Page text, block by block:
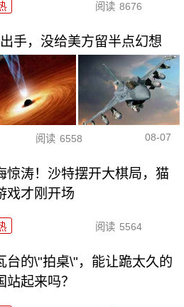
阅读 8676
手，没给美方留半点幻想
阅读 6558 08-07
惊涛！沙特摆开大棋局，猫
戏才刚开场
阅读 5564
台的\"拍桌\"，能让跪太久的
站起来吗？